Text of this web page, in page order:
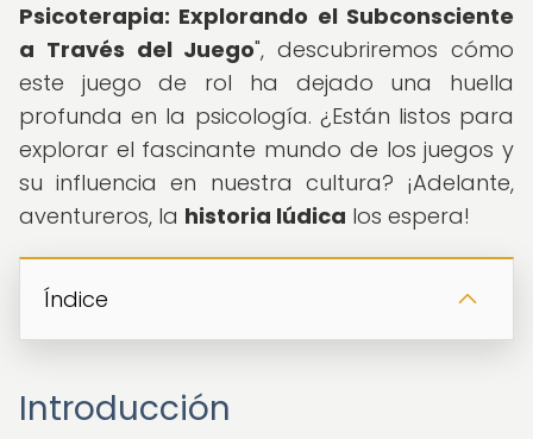
Psicoterapia: Explorando el Subconsciente
a Través del Juego", descubriremos cómo
este juego de rol ha dejado una huella
profunda en la psicología. ¿Están listos para
explorar el fascinante mundo de los juegos y
su influencia en nuestra cultura? ¡Adelante,
aventureros, la historia lúdica los espera!
Índice
Introducción